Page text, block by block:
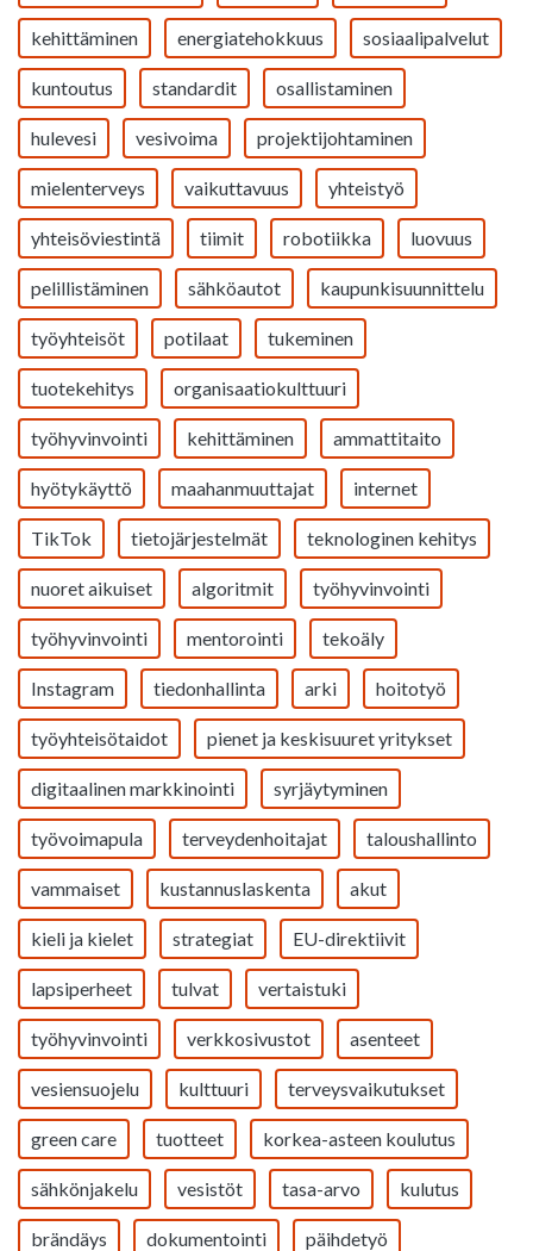
kehittäminen energiatehokkuus sosiaalipalvelut
kuntoutus standardit osallistaminen
hulevesi vesivoima projektijohtaminen
mielenterveys vaikuttavuus yhteistyö
yhteisöviestintä tiimit robotiikka luovuus
pelillistäminen sähköautot kaupunkisuunnittelu
työyhteisöt potilaat tukeminen
tuotekehitys organisaatiokulttuuri
työhyvinvointi kehittäminen ammattitaito
hyötykäyttö maahanmuuttajat internet
TikTok tietojärjestelmät teknologinen kehitys
nuoret aikuiset algoritmit työhyvinvointi
työhyvinvointi mentorointi tekoäly
Instagram tiedonhallinta arki hoitotyö
työyhteisötaidot pienet ja keskisuuret yritykset
digitaalinen markkinointi syrjäytyminen
työvoimapula terveydenhoitajat taloushallinto
vammaiset kustannuslaskenta akut
kieli ja kielet strategiat EU-direktiivit
lapsiperheet tulvat vertaistuki
työhyvinvointi verkkosivustot asenteet
vesiensuojelu kulttuuri terveysvaikutukset
green care tuotteet korkea-asteen koulutus
sähkönjakelu vesistöt tasa-arvo kulutus
brändäys dokumentointi päihdetyö